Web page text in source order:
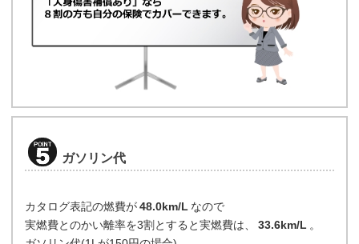
ガソリン代
カタログ表記の燃費が48.0km/L なので
実燃費とのかい離率を3割とすると実燃費は、
33.6km/L 。